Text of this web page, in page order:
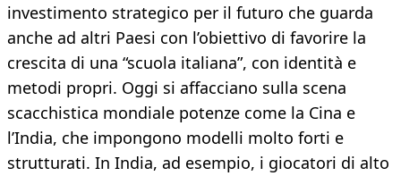
investimento strategico per il futuro che guarda
anche ad altri Paesi con l’obiettivo di favorire la
crescita di una “scuola italiana”, con identità e
metodi propri. Oggi si affacciano sulla scena
scacchistica mondiale potenze come la Cina e
l’India, che impongono modelli molto forti e
strutturati. In India, ad esempio, i giocatori di alto